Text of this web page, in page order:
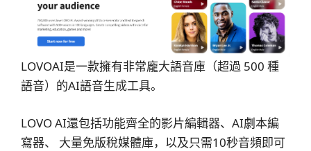
LOVOAI是一款擁有非常龐大語音庫（超過 500 種
語音）的AI語音生成工具。
LOVO AI還包括功能齊全的影片編輯器、AI劇本編
寫器、 大量免版稅媒體庫，以及只需10秒音頻即可